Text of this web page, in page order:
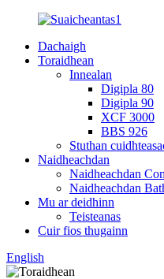
Dachaigh
Toraidhean
Innealan
Digipla 80
Digipla 90
XCF 3000
BBS 926
Stuthan
Naidheachdan
Naidheachdan
Naidheachdan
Mu ar deidhinn
Teisteanas
Cuir fios thugainn
English